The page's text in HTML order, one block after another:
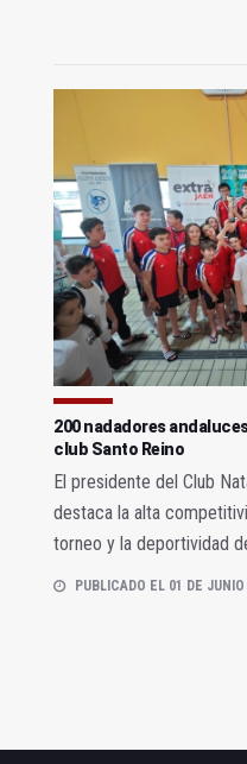
200 nadadores
club Santo Reino
El presidente del Club
destaca la alta
torneo y la deportividad
PUBLICADO EL 01 DE